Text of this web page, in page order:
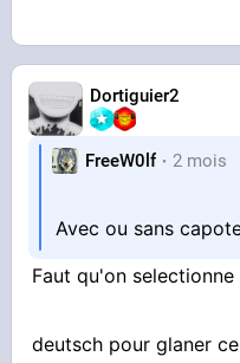
Dortiguier2
FreeW0lf 2 mois
Avec ou sans
Faut qu'on
deutsch pour glaner